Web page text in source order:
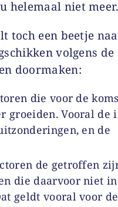
helemaal niet
toch een beetje
volgens
doormaken:
die voor de
groeiden. Vooral de
en de
de getroffen
die daarvoor niet
geldt vooral voor